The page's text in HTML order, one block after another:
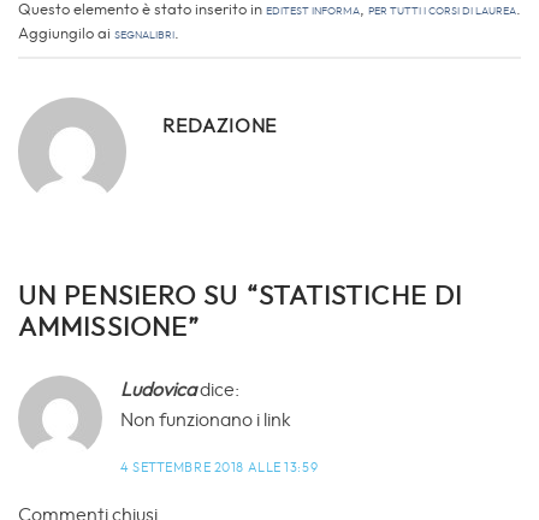
Questo elemento è stato inserito in EdiTEST informa, Per tutti i corsi di laurea.
Aggiungilo ai segnalibri.
REDAZIONE
UN PENSIERO SU “STATISTICHE DI
AMMISSIONE”
Ludovicadice:
Non funzionano i link
4 SETTEMBRE 2018 ALLE 13:59
Commenti chiusi